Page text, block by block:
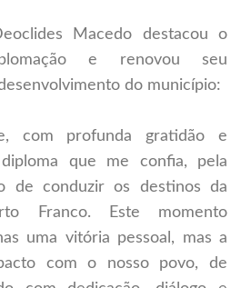
Macedo destacou o
e renovou seu
do município:
profunda gratidão e
que me confia, pela
de conduzir os destinos da
Franco. Este momento
uma vitória pessoal, mas a
com o nosso povo, de